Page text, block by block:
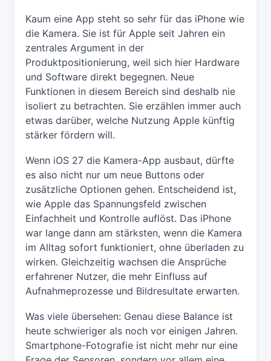
Kaum eine App steht so sehr für das iPhone wie
die Kamera. Sie ist für Apple seit Jahren ein
zentrales Argument in der
Produktpositionierung, weil sich hier Hardware
und Software direkt begegnen. Neue
Funktionen in diesem Bereich sind deshalb nie
isoliert zu betrachten. Sie erzählen immer auch
etwas darüber, welche Nutzung Apple künftig
stärker fördern will.
Wenn iOS 27 die Kamera-App ausbaut, dürfte
es also nicht nur um neue Buttons oder
zusätzliche Optionen gehen. Entscheidend ist,
wie Apple das Spannungsfeld zwischen
Einfachheit und Kontrolle auflöst. Das iPhone
war lange dann am stärksten, wenn die Kamera
im Alltag sofort funktioniert, ohne überladen zu
wirken. Gleichzeitig wachsen die Ansprüche
erfahrener Nutzer, die mehr Einfluss auf
Aufnahmeprozesse und Bildresultate erwarten.
Was viele übersehen: Genau diese Balance ist
heute schwieriger als noch vor einigen Jahren.
Smartphone-Fotografie ist nicht mehr nur eine